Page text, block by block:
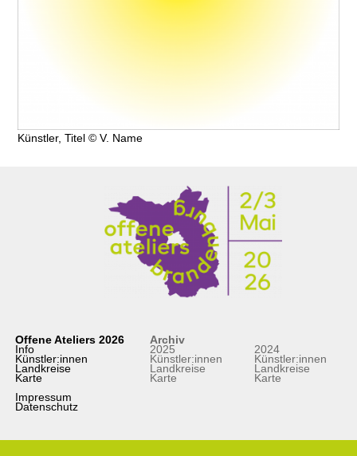
Künstler, Titel © V. Name
Offene Ateliers 2026
Info
Künstler:innen
Landkreise
Karte
Impressum
Datenschutz
Archiv
2025
Künstler:innen
Landkreise
Karte
2024
Künstler:innen
Landkreise
Karte